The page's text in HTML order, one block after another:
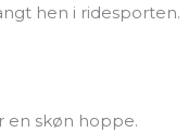
hen i ridesporten.
en skøn hoppe.